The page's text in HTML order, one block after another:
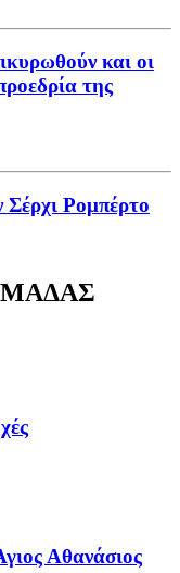
και οι
της
Ρομπέρτο
Αθανάσιος